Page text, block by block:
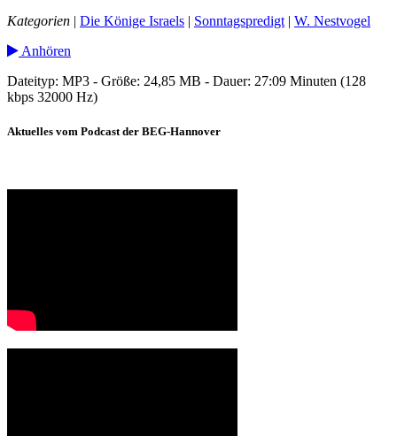
Kategorien | Die Könige Israels | Sonntagspredigt | W. Nestvogel
Anhören
Dateityp: MP3 - Größe: 24,85 MB - Dauer: 27:09 Minuten (128
kbps 32000 Hz)
Aktuelles vom Podcast der BEG-Hannover